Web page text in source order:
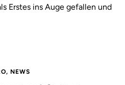
Erstes ins Auge gefallen und
NEWS